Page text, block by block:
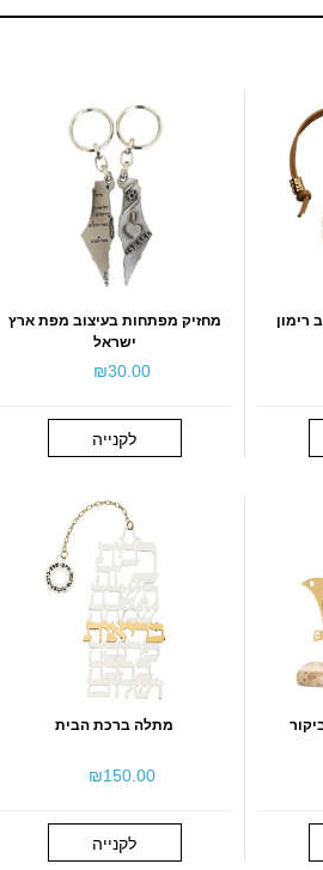
רימון
מחזיק מפתחות בעיצוב מפת ארץ
ישראל
₪‎30.00
לקנייה
מתלה ברכת הבית
₪‎150.00
לקנייה